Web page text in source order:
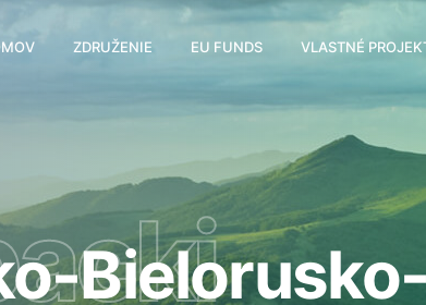
ZDRUŽENIE EU FUNDS VLASTNÉ